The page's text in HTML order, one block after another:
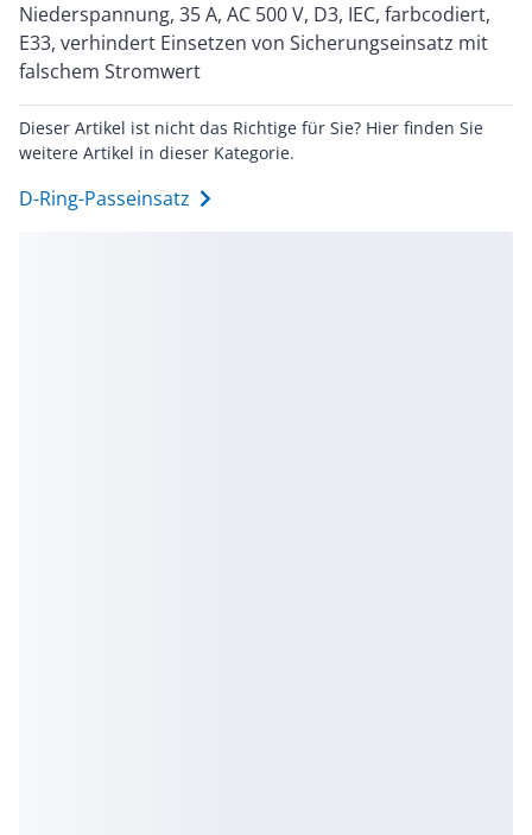
Niederspannung, 35 A, AC 500 V, D3, IEC, farbcodiert,
E33, verhindert Einsetzen von Sicherungseinsatz mit
falschem Stromwert
Dieser Artikel ist nicht das Richtige für Sie? Hier finden Sie
weitere Artikel in dieser Kategorie.
D-Ring-Passeinsatz